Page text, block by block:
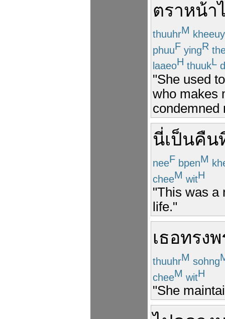
ตราหน้า
thuuhrM kheeuy
phuuF yingR
laaeoH thuukL
"She used
who makes
condemned
นี่เป็นคืน
neeF bpenM
cheeM witH
"This was a
life."
เธอทรงพ
thuuhrM sohng
cheeM witH
"She